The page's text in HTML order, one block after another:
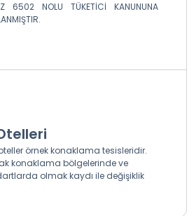
6502 NOLU TÜKETİCİ KANUNUNA
örnek konaklama tesisleridir.
konaklama bölgelerinde ve
olmak kaydı ile değişiklik